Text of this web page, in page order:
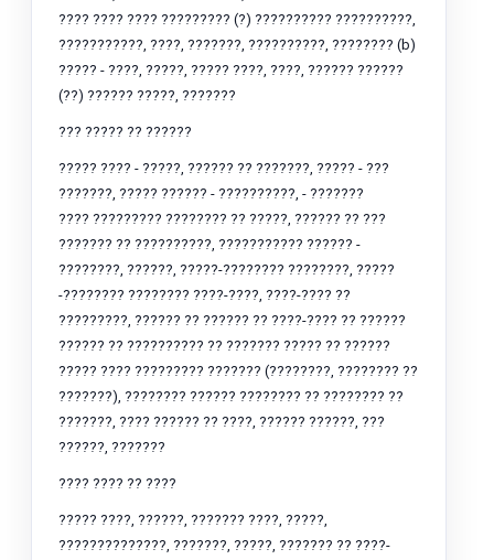
???? ???? ???? ????????? (?) ?????????? ??????????,
???????????, ????, ???????, ??????????, ???????? (b)
????? - ????, ?????, ????? ????, ????, ?????? ??????
(??) ?????? ?????, ???????
??? ????? ?? ??????
????? ???? - ?????, ?????? ?? ???????, ????? - ???
???????, ????? ?????? - ??????????, - ???????
???? ????????? ???????? ?? ?????, ?????? ?? ???
??????? ?? ??????????, ??????????? ?????? -
????????, ??????, ?????-???????? ????????, ?????
-???????? ???????? ????-????, ????-???? ??
?????????, ?????? ?? ?????? ?? ????-???? ?? ??????
?????? ?? ?????????? ?? ??????? ????? ?? ??????
????? ???? ????????? ??????? (????????, ???????? ??
???????), ???????? ?????? ???????? ?? ???????? ??
???????, ???? ?????? ?? ????, ?????? ??????, ???
??????, ???????
???? ???? ?? ????
????? ????, ??????, ??????? ????, ?????,
??????????????, ???????, ?????, ??????? ?? ????-